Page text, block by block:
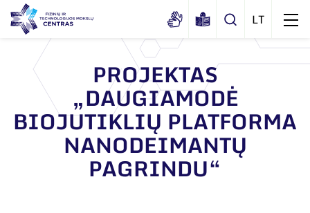
Apie mus
Dokumentai
Sertifikatai ir akreditavimo pažymėjimai
Viešieji pirkimai
Struktūra
Administracija
Administraciniai skyriai
Naujienos
PROJEKTAS
„DAUGIAMODĖ
BIOJUTIKLIŲ PLATFORMA
NANODEIMANTŲ
PAGRINDU“